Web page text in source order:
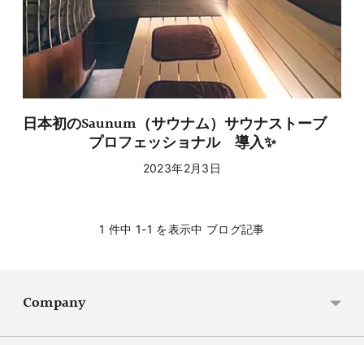
日本初のSaunum（サウナム）サウナストーブ
プロフェッショナル 導入✨
2023年2月3日
1 件中 1-1 を表示中 ブログ記事
Company